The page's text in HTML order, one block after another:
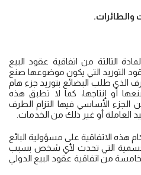
والطائرات.
الثالثة من اتفاقية عقود البيع
عقود التوريد التي يكون موضوعها صنع
الذي طلب البضائع بتوريد جزء هام
أو إنتاجها، كما لا تطبق هذه
الجزء الأساسي فيها التزام الطرف
العاملة أو غير ذلك من الخدمات.
هذه الاتفاقية على مسؤولية البائع
الجسمية التي تحدث لأي شخص بسبب
من اتفاقية عقود البيع الدولي